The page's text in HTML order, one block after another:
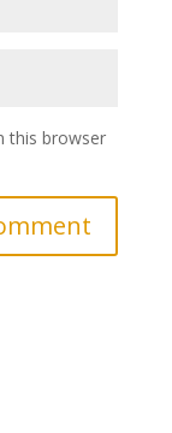
this browser